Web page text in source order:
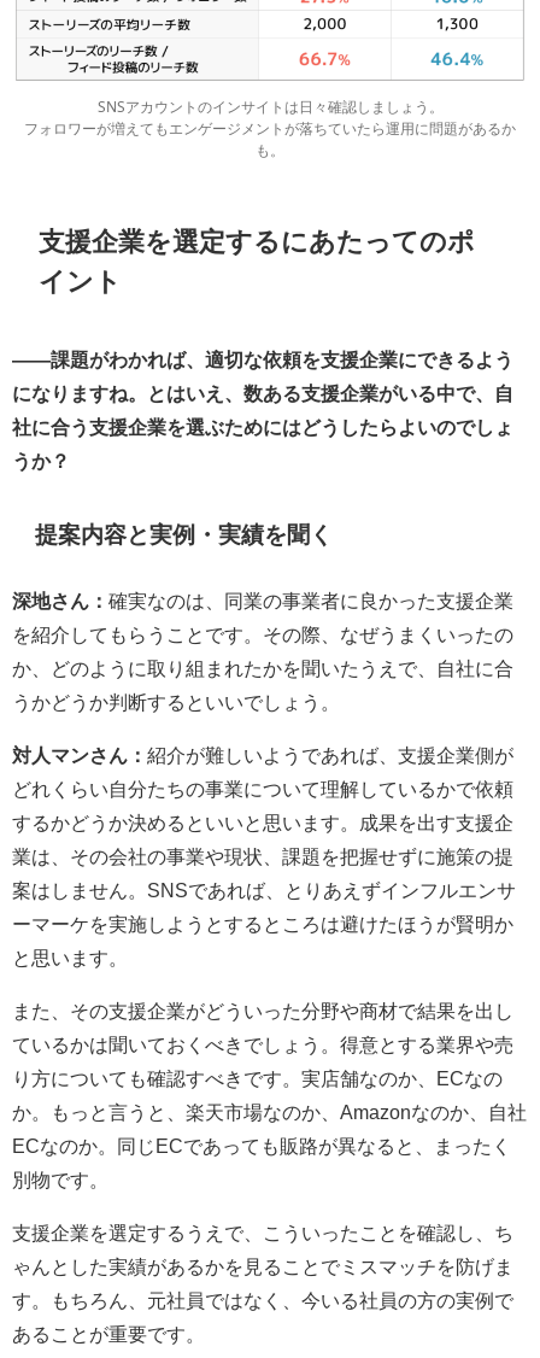
SNSアカウントのインサイトは日々確認しましょう。
フォロワーが増えてもエンゲージメントが落ちていたら運用に問題があるか
も。
支援企業を選定するにあたってのポ
イント
――課題がわかれば、適切な依頼を支援企業にできるよう
になりますね。とはいえ、数ある支援企業がいる中で、自
社に合う支援企業を選ぶためにはどうしたらよいのでしょ
うか？
提案内容と実例・実績を聞く
深地さん： 確実なのは、同業の事業者に良かった支援企業
を紹介してもらうことです。その際、なぜうまくいったの
か、どのように取り組まれたかを聞いたうえで、自社に合
うかどうか判断するといいでしょう。
対人マンさん： 紹介が難しいようであれば、支援企業側が
どれくらい自分たちの事業について理解しているかで依頼
するかどうか決めるといいと思います。成果を出す支援企
業は、その会社の事業や現状、課題を把握せずに施策の提
案はしません。SNSであれば、とりあえずインフルエンサ
ーマーケを実施しようとするところは避けたほうが賢明か
と思います。
また、その支援企業がどういった分野や商材で結果を出し
ているかは聞いておくべきでしょう。得意とする業界や売
り方についても確認すべきです。実店舗なのか、ECなの
か。もっと言うと、楽天市場なのか、Amazonなのか、自社
ECなのか。同じECであっても販路が異なると、まったく
別物です。
支援企業を選定するうえで、こういったことを確認し、ち
ゃんとした実績があるかを見ることでミスマッチを防げま
す。もちろん、元社員ではなく、今いる社員の方の実例で
あることが重要です。